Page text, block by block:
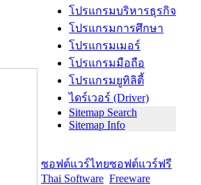
โปรแกรมบริหารธุรกิจ
โปรแกรมการศึกษา
โปรแกรมเมอร์
โปรแกรมมือถือ
โปรแกรมยูทิลิตี้
ไดร์เวอร์ (Driver)
Sitemap Search
Sitemap Info
ซอฟต์แวร์ไทย
Thai Software
ซอฟต์แวร์ฟรี
Freeware